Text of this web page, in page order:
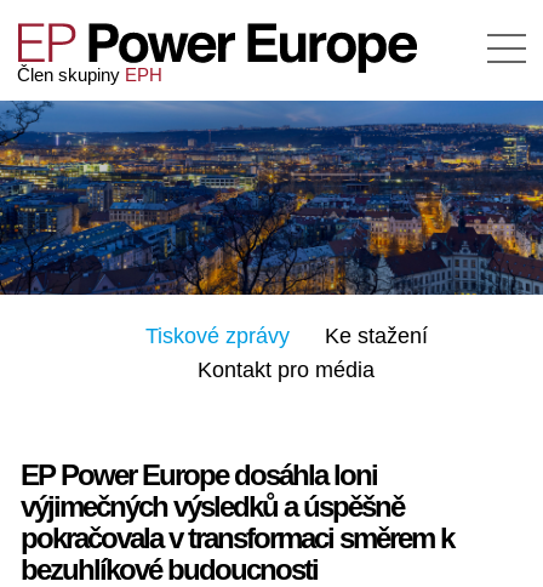
Člen skupiny EPH
Tiskové zprávy
Ke stažení
Kontakt pro média
EP Power Europe dosáhla loni
výjimečných výsledků a úspěšně
pokračovala v transformaci směrem k
bezuhlíkové budoucnosti